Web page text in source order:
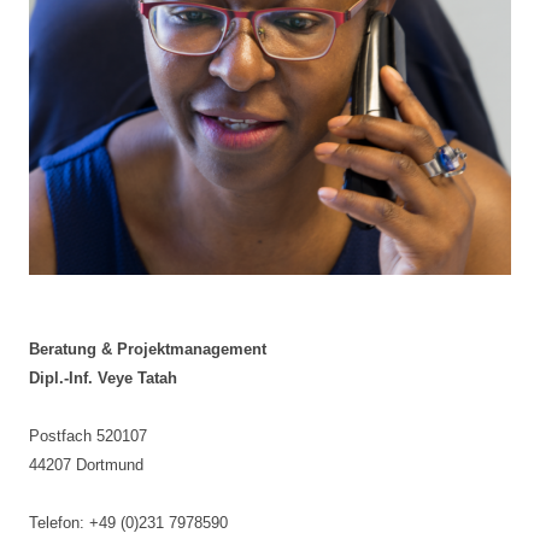
Beratung & Projektmanagement
Dipl.-Inf. Veye Tatah
Postfach 520107
44207 Dortmund
Telefon: +49 (0)231 7978590